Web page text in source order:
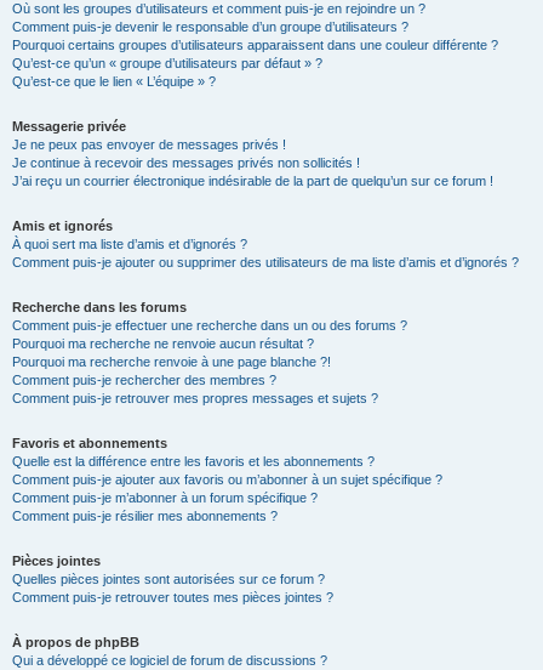
Où sont les groupes d’utilisateurs et comment puis-je en rejoindre un ?
Comment puis-je devenir le responsable d’un groupe d’utilisateurs ?
Pourquoi certains groupes d’utilisateurs apparaissent dans une couleur différente ?
Qu’est-ce qu’un « groupe d’utilisateurs par défaut » ?
Qu’est-ce que le lien « L’équipe » ?
Messagerie privée
Je ne peux pas envoyer de messages privés !
Je continue à recevoir des messages privés non sollicités !
J’ai reçu un courrier électronique indésirable de la part de quelqu’un sur ce forum !
Amis et ignorés
À quoi sert ma liste d’amis et d’ignorés ?
Comment puis-je ajouter ou supprimer des utilisateurs de ma liste d’amis et d’ignorés ?
Recherche dans les forums
Comment puis-je effectuer une recherche dans un ou des forums ?
Pourquoi ma recherche ne renvoie aucun résultat ?
Pourquoi ma recherche renvoie à une page blanche ?!
Comment puis-je rechercher des membres ?
Comment puis-je retrouver mes propres messages et sujets ?
Favoris et abonnements
Quelle est la différence entre les favoris et les abonnements ?
Comment puis-je ajouter aux favoris ou m’abonner à un sujet spécifique ?
Comment puis-je m’abonner à un forum spécifique ?
Comment puis-je résilier mes abonnements ?
Pièces jointes
Quelles pièces jointes sont autorisées sur ce forum ?
Comment puis-je retrouver toutes mes pièces jointes ?
À propos de phpBB
Qui a développé ce logiciel de forum de discussions ?